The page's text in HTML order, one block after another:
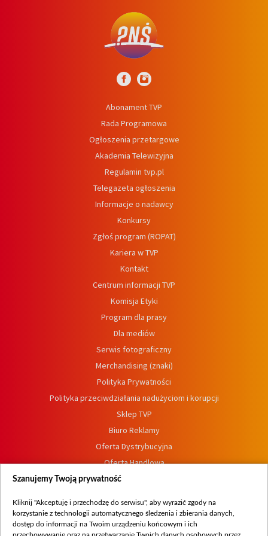
Abonament TVP
Rada Programowa
Ogłoszenia przetargowe
Akademia Telewizyjna
Regulamin tvp.pl
Telegazeta ogłoszenia
Informacje o nadawcy
Konkursy
Zgłoś program (ROPAT)
Kariera w TVP
Kontakt
Centrum informacji TVP
Komisja Etyki
Program dla prasy
Dla mediów
Serwis fotograficzny
Merchandising (znaki)
Polityka Prywatności
Polityka przeciwdziałania nadużyciom i korupcji
Sklep TVP
Biuro Reklamy
Oferta Dystrybucyjna
Oferta Handlowa
Dostępność
Procedura zgłoszeń wewnętrznych
Szanujemy Twoją prywatność
Kliknij "Akceptuję i przechodzę do serwisu", aby wyrazić zgody na
korzystanie z technologii automatycznego śledzenia i zbierania danych,
dostęp do informacji na Twoim urządzeniu końcowym i ich